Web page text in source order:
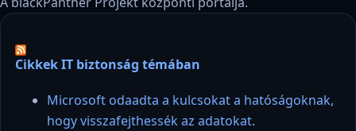
Cikkek IT biztonság témában
Microsoft odaadta a kulcsokat a hatóságoknak,
hogy visszafejthessék az adatokat.